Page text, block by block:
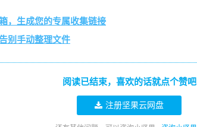
，生成您的专属收集链接
别手动整理文件
阅读已结束，喜欢的话就点个赞吧
注册坚果云网盘